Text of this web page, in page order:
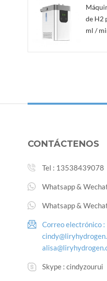
de H2
ml /
CONTÁCTENOS
Tel : 13538439078
Whatsapp &
Whatsapp &
Correo electrónico :
Skype : cindyzourui